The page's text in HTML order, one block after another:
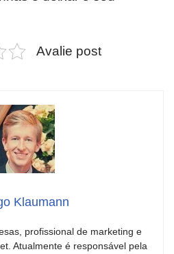
Avalie post
Klaumann
profissional de marketing e
Atualmente é responsável pela